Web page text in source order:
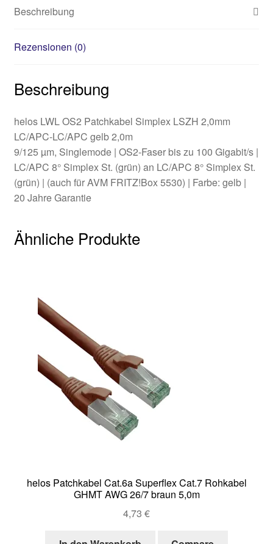
Beschreibung
Rezensionen (0)
Beschreibung
helos LWL OS2 Patchkabel Simplex LSZH 2,0mm
LC/APC-LC/APC gelb 2,0m
9/125 µm, Singlemode | OS2-Faser bis zu 100 Gigabit/s |
LC/APC 8° Simplex St. (grün) an LC/APC 8° Simplex St.
(grün) | (auch für AVM FRITZ!Box 5530) | Farbe: gelb |
20 Jahre Garantie
Ähnliche Produkte
helos Patchkabel Cat.6a Superflex Cat.7 Rohkabel
GHMT AWG 26/7 braun 5,0m
4,73 €